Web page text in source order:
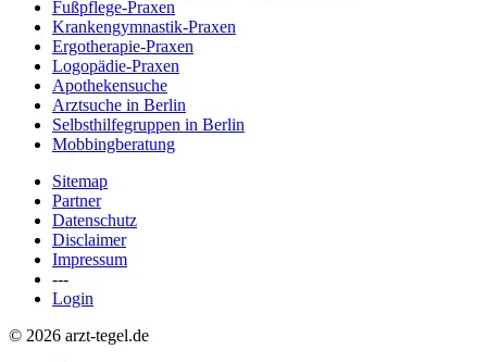
Fußpflege-Praxen
Krankengymnastik-Praxen
Ergotherapie-Praxen
Logopädie-Praxen
Apothekensuche
Arztsuche in Berlin
Selbsthilfegruppen in Berlin
Mobbingberatung
Sitemap
Partner
Datenschutz
Disclaimer
Impressum
---
Login
© 2026 arzt-tegel.de